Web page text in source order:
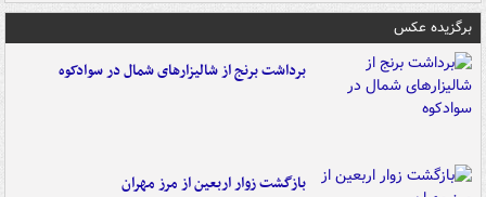
برگزیده عکس
برداشت برنج از شالیزارهای شمال در سوادکوه
بازگشت زوار اربعین از مرز مهران